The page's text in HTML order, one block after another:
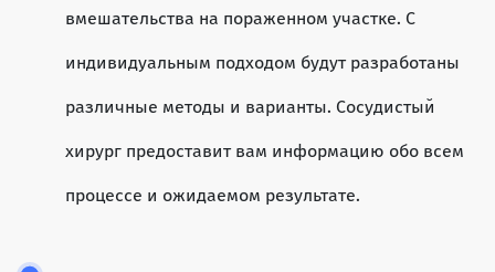
вмешательства на пораженном участке. С
индивидуальным подходом будут разработаны
различные методы и варианты. Сосудистый
хирург предоставит вам информацию обо всем
процессе и ожидаемом результате.